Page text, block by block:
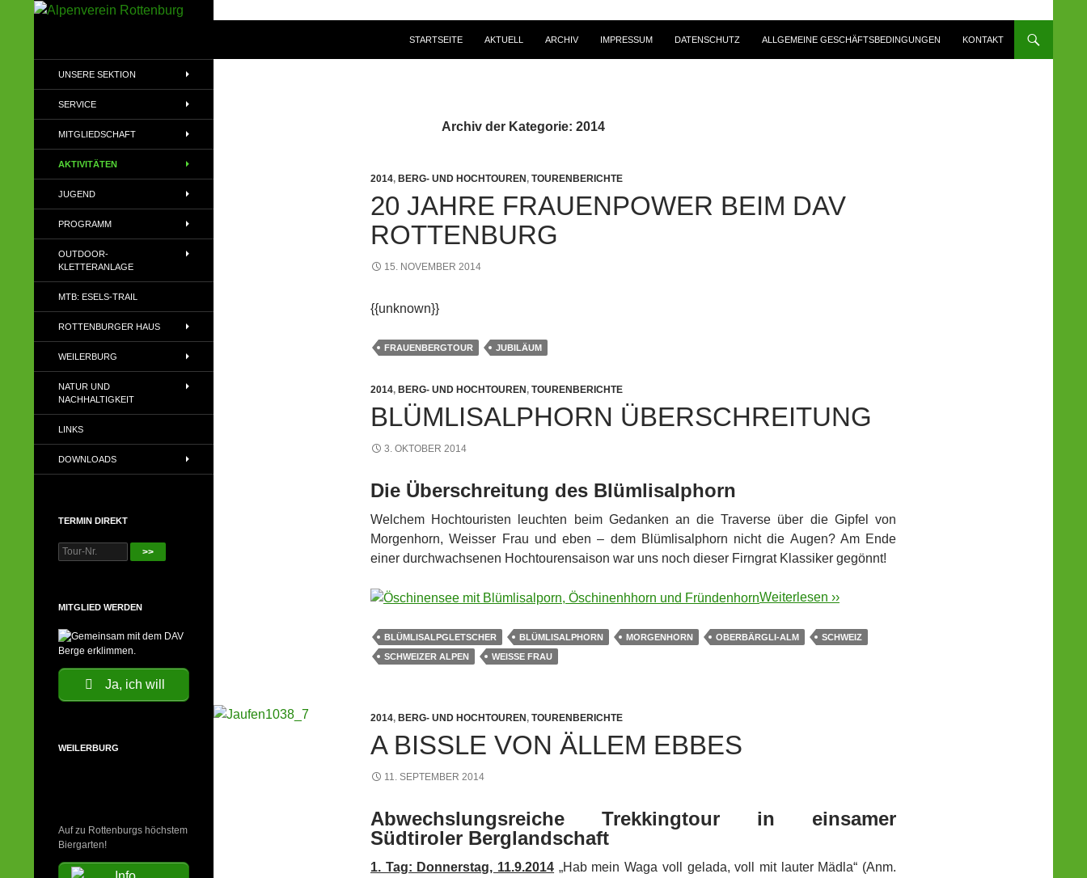
STARTSEITE AKTUELL ARCHIV IMPRESSUM DATENSCHUTZ ALLGEMEINE GESCHÄFTSBEDINGUNGEN KONTAKT
Archiv der Kategorie: 2014
2014, BERG- UND HOCHTOUREN, TOURENBERICHTE
20 JAHRE FRAUENPOWER BEIM DAV
ROTTENBURG
15. NOVEMBER 2014
{{unknown}}
FRAUENBERGTOUR JUBILÄUM
2014, BERG- UND HOCHTOUREN, TOURENBERICHTE
BLÜMLISALPHORN ÜBERSCHREITUNG
3. OKTOBER 2014
Die Überschreitung des Blümlisalphorn
Welchem Hochtouristen leuchten beim Gedanken an die Traverse über die Gipfel von
Morgenhorn, Weisser Frau und eben – dem Blümlisalphorn nicht die Augen? Am Ende
einer durchwachsenen Hochtourensaison war uns noch dieser Firngrat Klassiker gegönnt!
Weiterlesen ››
BLÜMLISALPGLETSCHER BLÜMLISALPHORN MORGENHORN OBERBÄRGLI-ALM
SCHWEIZ
SCHWEIZER ALPEN
WEISSE FRAU
2014, BERG- UND HOCHTOUREN, TOURENBERICHTE
A BISSLE VON ÄLLEM EBBES
11. SEPTEMBER 2014
Abwechslungsreiche Trekkingtour in einsamer
Südtiroler Berglandschaft
1. Tag: Donnerstag, 11.9.2014 „Hab mein Waga voll gelada, voll mit lauter Mädla“ (Anm.
Alpenvereins (DAV) e.V
UNSERE SEKTION
SERVICE
MITGLIEDSCHAFT
AKTIVITÄTEN
JUGEND
PROGRAMM
OUTDOOR-
KLETTERANLAGE
MTB: ESELS-TRAIL
ROTTENBURGER HAUS
WEILERBURG
NATUR UND
NACHHALTIGKEIT
LINKS
DOWNLOADS
TERMIN DIREKT
>>
MITGLIED WERDEN
Ja, ich will
WEILERBURG
Auf zu Rottenburgs höchstem
Biergarten!